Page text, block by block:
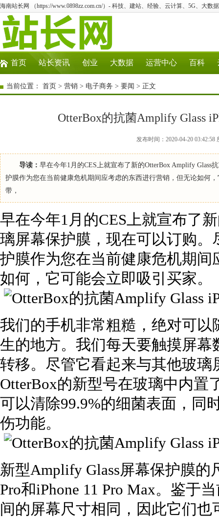
海南站长网 （https://www.0898zz.com.cn/）- 科技、建站、经验、云计算、5G、大数
首页 站长资讯 创业 大数据 运营中心 百科
当前位置： 首页 > 营销 > 电子商务 > 要闻 > 正文
OtterBox的抗菌Amplify Glass
发布时间：2020-04-20
导读： 早在今年1月的CES上就宣布了新的OtterBox Amplify
护膜作为您在当前健康危机期间应考虑的东西进行营销，但无论如何
带，
早在今年1月的CES上就宣布了
璃屏幕保护膜，现在可以订购。
护膜作为您在当前健康危机期
如何，它可能会立即吸引买家。
我们的手机非常粗糙，绝对可
生的地方。我们每天要触摸屏
转移。尽管它看起来与其他玻
OtterBox的新型号在玻璃中内置
可以清除99.9%的细菌表面，同
伤功能。
新型Amplify Glass屏幕保护膜的
Pro和iPhone 11 Pro Max。鉴于
间的屏幕尺寸相同，因此它们也